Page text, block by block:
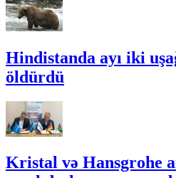
Hindistanda ayı iki
öldürdü
Kristal və Hansgrohe